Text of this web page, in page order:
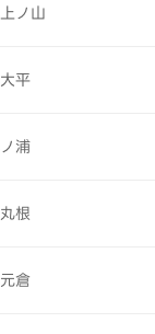
ノ山
平
浦
根
倉